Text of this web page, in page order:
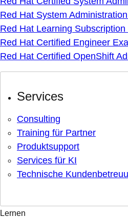
Red Hat System
Red Hat Learning
Red Hat Certified Engineer
Red Hat Certified OpenShift
Services
Consulting
Training für Partner
Produktsupport
Services für KI
Technische
Lernen